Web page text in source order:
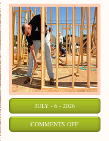
JULY - 6 - 2026
COMMENTS OFFON